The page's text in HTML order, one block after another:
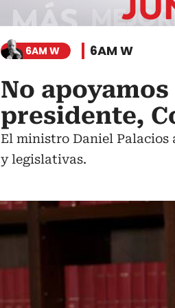
6AM W 6AM W
No
presidente,
El ministro Daniel Palacios
y legislativas.